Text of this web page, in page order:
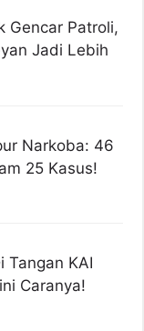
Gencar Patroli,
Jadi Lebih
Narkoba: 46
25 Kasus!
Tangan KAI
Caranya!